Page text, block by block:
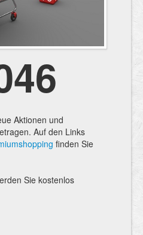
Aktionen und
Auf den Links
finden Sie
Sie kostenlos